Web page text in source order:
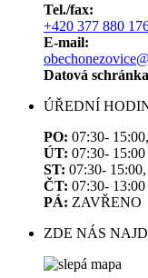
Tel./fax:
+420 377 880
E-mail:
Datová
ÚŘEDNÍ
PO: 07:30-
ÚT: 07:30- 15:00
ST: 07:30-
ČT: 07:30- 13:00
PÁ: ZAVŘENO
ZDE NÁS